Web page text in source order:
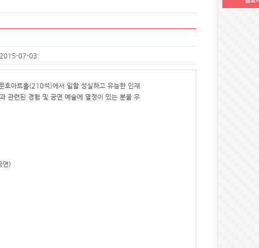
2015-07-03
호아트홀(210석)에서 일할 성실하고 유능한 인재
관련된 경험 및 공연 예술에 열정이 있는 분을 우
연)